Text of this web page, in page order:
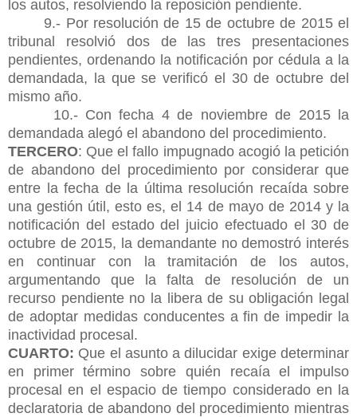
los autos, resolviendo la reposición pendiente.
9.- Por resolución de 15 de octubre de 2015 el
tribunal resolvió dos de las tres presentaciones
pendientes, ordenando la notificación por cédula a la
demandada, la que se verificó el 30 de octubre del
mismo año.
10.- Con fecha 4 de noviembre de 2015 la
demandada alegó el abandono del procedimiento.
TERCERO: Que el fallo impugnado acogió la petición
de abandono del procedimiento por considerar que
entre la fecha de la última resolución recaída sobre
una gestión útil, esto es, el 14 de mayo de 2014 y la
notificación del estado del juicio efectuado el 30 de
octubre de 2015, la demandante no demostró interés
en continuar con la tramitación de los autos,
argumentando que la falta de resolución de un
recurso pendiente no la libera de su obligación legal
de adoptar medidas conducentes a fin de impedir la
inactividad procesal.
CUARTO: Que el asunto a dilucidar exige determinar
en primer término sobre quién recaía el impulso
procesal en el espacio de tiempo considerado en la
declaratoria de abandono del procedimiento mientras